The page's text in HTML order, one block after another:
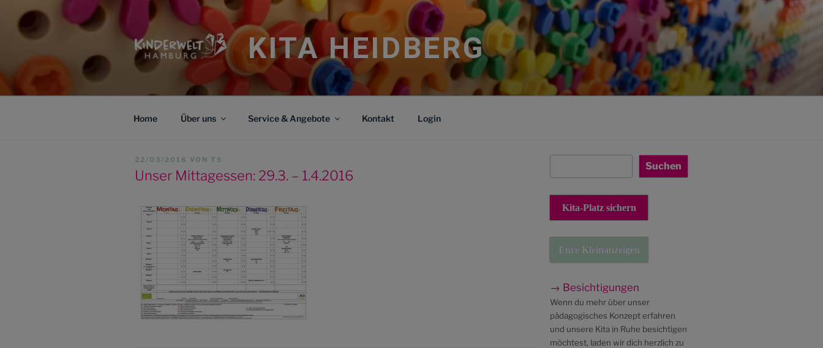
Inhalt
springen
KITA HEIDBERG
Home Über uns Service & Angebote Kontakt Login
VERÖFFENTLICHT
AM
22/03/2016 VON TS
Unser Mittagessen: 29.3. – 1.4.2016
Suchen
Kita-Platz sichern
Eure Kleinanzeigen
→ Besichtigungen
Wenn du mehr über unser
pädagogisches Konzept erfahren
und unsere Kita in Ruhe besichtigen
möchtest, laden wir dich herzlich zu